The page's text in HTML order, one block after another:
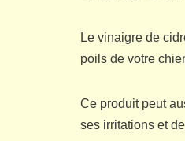
Le vinaigre de
poils de votre
Ce produit peut
ses irritations et